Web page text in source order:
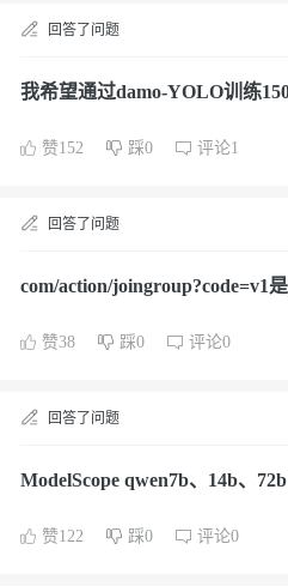
回答了问题
我希望通过damo-YOLO训练
赞152 踩0 评论1
回答了问题
com/action/joingroup?code=v1
赞38 踩0 评论0
回答了问题
ModelScope qwen7b、14b、
赞122 踩0 评论0